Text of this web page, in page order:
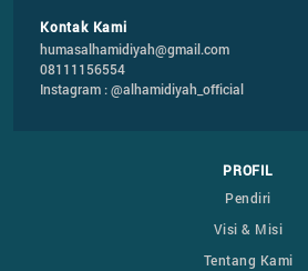
Kontak Kami
humasalhamidiyah@gmail.com
08111156554
Instagram : @alhamidiyah_official
PROFIL
Pendiri
Visi & Misi
Tentang Kami